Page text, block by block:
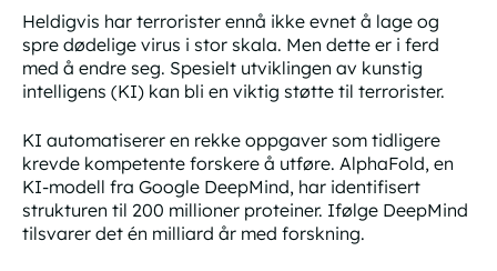
Heldigvis har terrorister ennå ikke evnet å lage og
spre dødelige virus i stor skala. Men dette er i ferd
med å endre seg. Spesielt utviklingen av kunstig
intelligens (KI) kan bli en viktig støtte til terrorister.
KI automatiserer en rekke oppgaver som tidligere
krevde kompetente forskere å utføre. AlphaFold, en
KI-modell fra Google DeepMind, har identifisert
strukturen til 200 millioner proteiner. Ifølge DeepMind
tilsvarer det én milliard år med forskning.